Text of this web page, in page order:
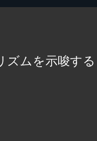
ズムを示唆す